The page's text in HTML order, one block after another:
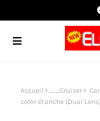
Accueil __Cruiser
color étanche (Dual